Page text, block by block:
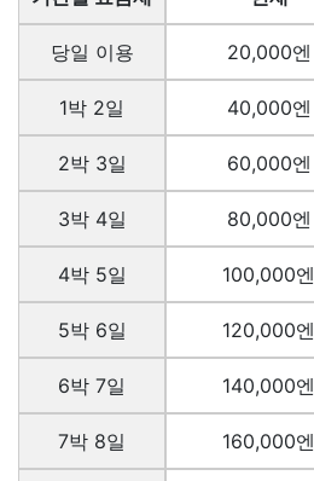
당일 이용
1박 2일
2박 3일
3박 4일
4박 5일
5박 6일
6박 7일
7박 8일
20,000엔
40,000엔
60,000엔
80,000엔
100,000엔
120,000엔
140,000엔
160,000엔